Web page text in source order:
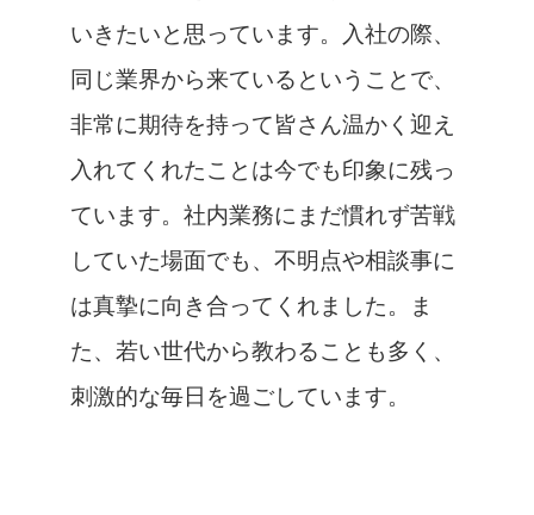
いきたいと思っています。入社の際、
同じ業界から来ているということで、
非常に期待を持って皆さん温かく迎え
入れてくれたことは今でも印象に残っ
ています。社内業務にまだ慣れず苦戦
していた場面でも、不明点や相談事に
は真摯に向き合ってくれました。ま
た、若い世代から教わることも多く、
刺激的な毎日を過ごしています。